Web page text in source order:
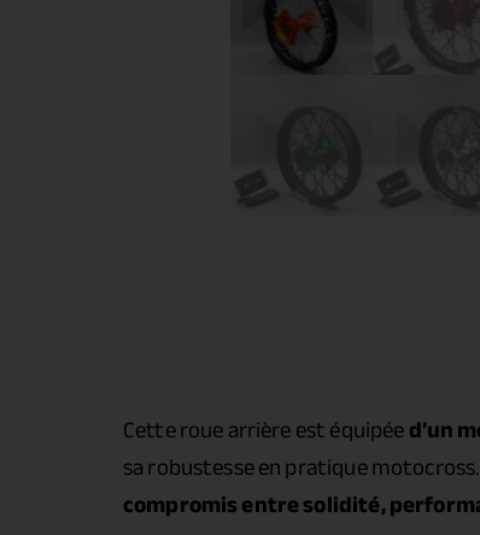
Cette roue arrière est équipéed’un
sa robustesse en pratique
compromis entre solidité,